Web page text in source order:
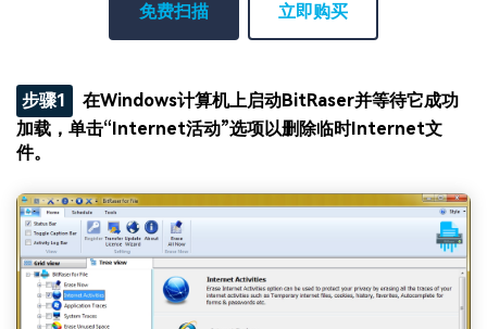
免费扫描 立即购买
步骤1
在Windows计算机上启动BitRaser并等待它成功
加载，单击“Internet活动”选项以删除临时Internet文
件。